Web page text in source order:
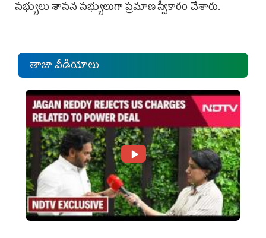
సభ్యులు శాసన సభ్యులుగా ప్రమాణ స్వీకారం చేశారు.
తాజా వీడియోలు